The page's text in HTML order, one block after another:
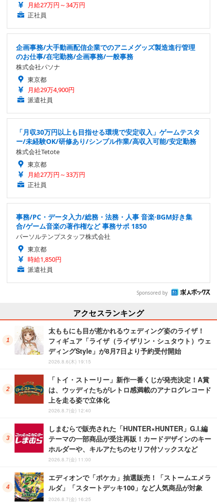
月給27万円～34万円
正社員
企画事務/大手動画配信企業でのアニメグッズ製造進行管理
のお仕事/在宅勤務/企画事務/一般事務
株式会社パソナ
東京都
月給29万4,900円
派遣社員
「月収30万円以上も目指せる環境で安定収入」ゲームテスタ
ー/未経験OK/研修あり/シンプル作業/高収入可能/安定勤務
株式会社Tetote
東京都
月給27万円～33万円
正社員
事務/PC・データ入力/総務・法務・人事 音楽·BGM好き集
合/ゲーム音楽の著作権など 事務サポ 1850
パーソルテンプスタッフ株式会社
東京都
時給1,850円
派遣社員
Sponsored by
アクセスランキング
太ももにも目が惹かれるウェディング姿のライザ！
フィギュア「ライザ（ライザリン・シュタウト）ウェ
ディングStyle」が8月7日より予約受付開始
2026.8.6(木) 19:15
「トイ・ストーリー」新作一番くじが発売決定！A賞
は、ウッディたちがレトロ感満載のアナログレコード
上を走る姿で立体化
2026.8.7(金) 12:40
しまむらで販売された「HUNTER×HUNTER」G.I.編
テーマの一部商品が受注再販！カードデザインのキー
ホルダーや、キルアたちのセリフ付ソックスなど
2026.8.7(金) 11:00
エディオンで「ポケカ」抽選販売！「ストームエメラ
ルダ」「スタートデッキ100」など人気商品が対象
2026.8.7(金) 16:25